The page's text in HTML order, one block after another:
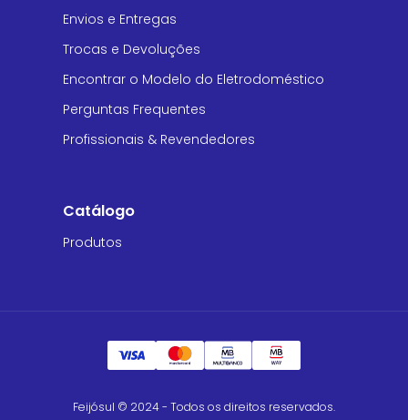
Envios e Entregas
Trocas e Devoluções
Encontrar o Modelo do Eletrodoméstico
Perguntas Frequentes
Profissionais & Revendedores
Catálogo
Produtos
Feijósul © 2024 - Todos os direitos reservados.